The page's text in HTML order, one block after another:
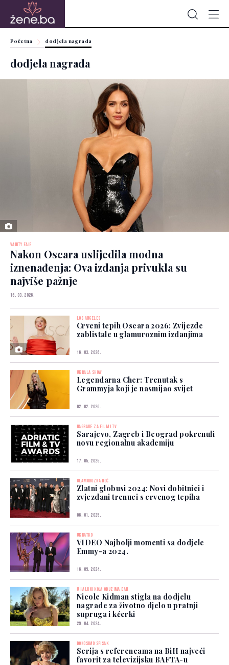
Početna dodjela nagrada
dodjela nagrada
VANITY FAIR
Nakon Oscara uslijedila modna
iznenađenja: Ova izdanja privukla su
najviše pažnje
16. 03. 2026.
LOS ANGELES
Crveni tepih Oscara 2026: Zvijezde
zablistale u glamuroznim izdanjima
16. 03. 2026.
UKRALA SHOW
Legendarna Cher: Trenutak s
Grammyja koji je nasmijao svijet
02. 02. 2026.
NAGRADE ZA FILM I TV
Sarajevo, Zagreb i Beograd pokrenuli
novu regionalnu akademiju
17. 05. 2025.
GLAMUROZNA NOĆ
Zlatni globusi 2024: Novi dobitnici i
zvjezdani trenuci s crvenog tepiha
06. 01. 2025.
UKRATKO
VIDEO Najbolji momenti sa dodjele
Emmy-a 2024.
16. 09. 2024.
U HALJINI KOJA ODUZIMA DAH
Nicole Kidman stigla na dodjelu
nagrade za životno djelo u pratnji
supruga i kćerki
29. 04. 2024.
DONOSIMO SPISAK
Serija s referencama na BiH najveći
favorit za televizijsku BAFTA-u